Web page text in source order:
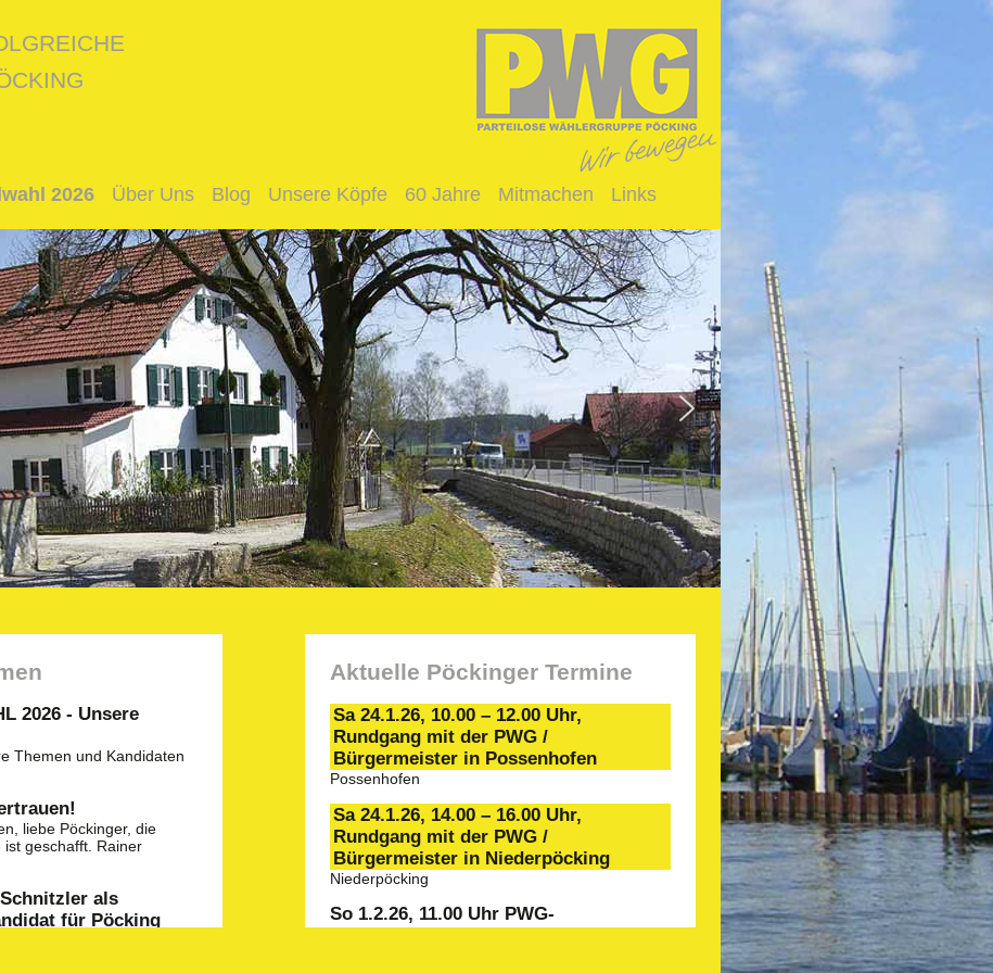
2026 Über Uns Blog Unsere Köpfe 60 Jahre Mitmachen Links
2026 - Unsere
Themen und Kandidaten
liebe Pöckinger, die
ist geschafft. Rainer
als
für Pöcking
Aktuelle Pöckinger Termine
Sa 24.1.26, 10.00 – 12.00 Uhr,
Rundgang mit der PWG /
Bürgermeister in Possenhofen
Possenhofen
Sa 24.1.26, 14.00 – 16.00 Uhr,
Rundgang mit der PWG /
Bürgermeister in Niederpöcking
Niederpöcking
So 1.2.26, 11.00 Uhr PWG-